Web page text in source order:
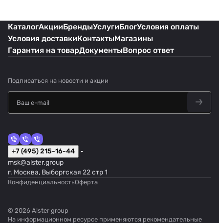
КаталогАкцииБрендыУслугиБлогУсловия оплаты
Условия доставкиКонтактыМагазины
Гарантия на товарДокументыВопрос ответ
Подписаться на новости и акции
+7 (495) 215-16-44
msk@alster.group
г. Москва, Выборгская 22 стр 1
КонфиденциальностьОферта
© 2026 Alster group
На информационном ресурсе применяются рекомендательные